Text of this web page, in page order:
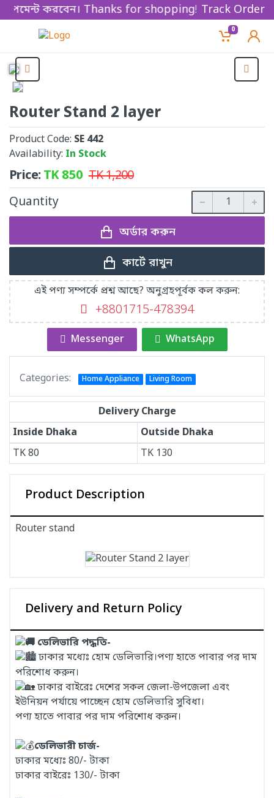
করবেন। Thanks for shopping! Track Order
0
Router Stand 2 layer
Product Code: SE 442
Availability: In Stock
Price:TK850 TK1,200
Quantity
অর্ডার করুন
কার্টে রাখুন
এই পণ্য সম্পর্কে প্রশ্ন আছে? অনুগ্রহপূর্বক কল করুন:
+8801715-478394
Messenger WhatsApp
Categories: Home Appliance Living Room
Delivery Charge
Inside Dhaka
Outside Dhaka
TK80 TK 130
Product Description
Router stand
Delivery and Return Policy
ডেলিভারি পদ্ধতি-
ঢাকার মধ্যেঃ হোম ডেলিভারি।পণ্য হাতে পাবার পর দাম
পরিশোধ করুন।
ঢাকার বাইরেঃ দেশের সকল জেলা-উপজেলা এবং
ইউনিয়ন পর্যায়ে পাচ্ছেন হোম ডেলিভারি সুবিধা।
পণ্য হাতে পাবার পর দাম পরিশোধ করুন।
ডেলিভারী চার্জ-
ঢাকার মধ্যেঃ 80/- টাকা
ঢাকার বাইরেঃ 130/- টাকা